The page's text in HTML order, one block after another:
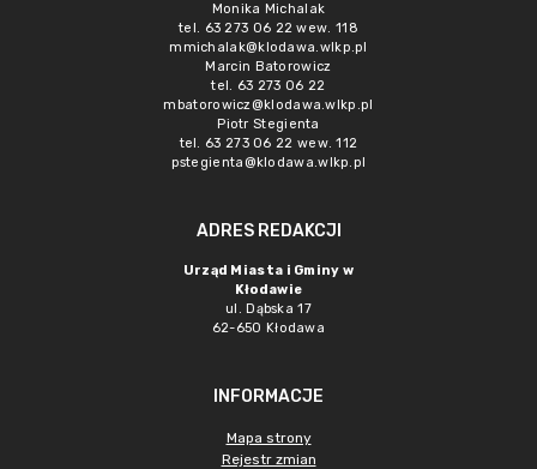
Monika Michalak
tel. 63 273 06 22 wew. 118
mmichalak@klodawa.wlkp.pl
Marcin Batorowicz
tel. 63 273 06 22
mbatorowicz@klodawa.wlkp.pl
Piotr Stegienta
tel. 63 273 06 22 wew. 112
pstegienta@klodawa.wlkp.pl
ADRES REDAKCJI
Urząd Miasta i Gminy w
Kłodawie
ul. Dąbska 17
62-650 Kłodawa
INFORMACJE
Mapa strony
Rejestr zmian